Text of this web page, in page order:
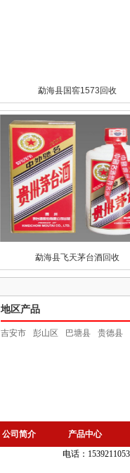
勐海县国窖1573回收
勐海县飞天茅台酒回收
地区产品
吉安市 彭山区 巴塘县 贵德县
公司简介
产品中心
电话：